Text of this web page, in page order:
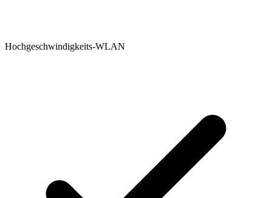
Hochgeschwindigkeits-WLAN